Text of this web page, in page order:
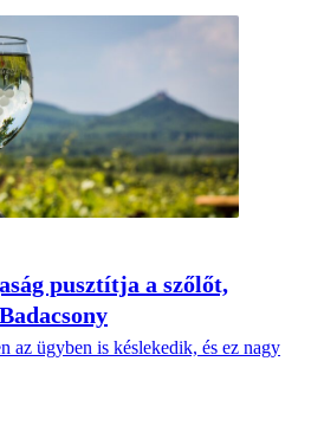
pusztítja a szőlőt,
az ügyben is késlekedik, és ez nagy